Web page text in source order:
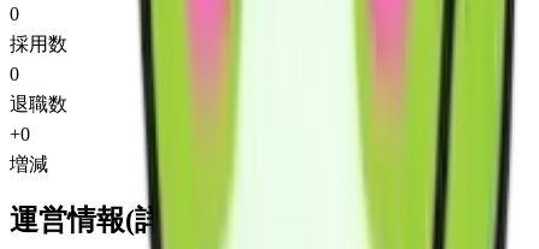
0
採用数
0
退職数
+0
増減
運営情報(詳細)